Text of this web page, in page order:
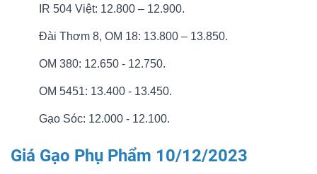
IR 504 Việt: 12.800 – 12.900.
Đài Thơm 8, OM 18: 13.800 – 13.850.
OM 380: 12.650 - 12.750.
OM 5451: 13.400 - 13.450.
Gạo Sóc: 12.000 - 12.100.
Giá Gạo Phụ Phẩm 10/12/2023